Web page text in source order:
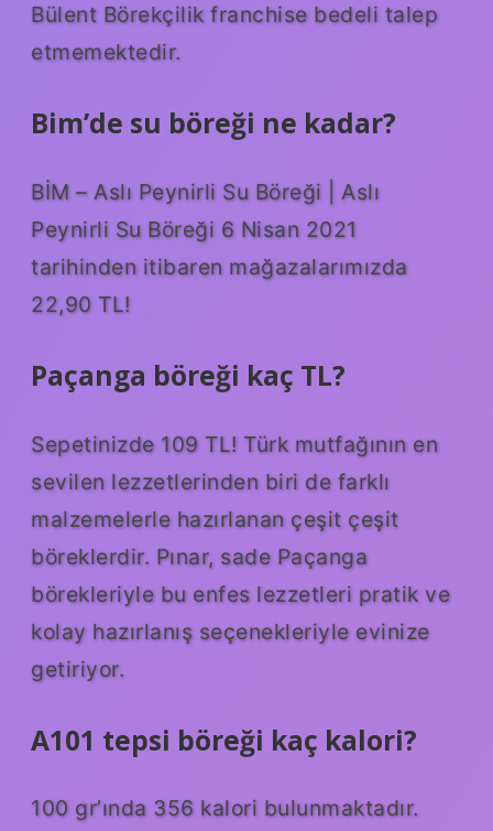
Bülent Börekçilik franchise bedeli talep
etmemektedir.
Bim’de su böreği ne kadar?
BİM – Aslı Peynirli Su Böreği | Aslı
Peynirli Su Böreği 6 Nisan 2021
tarihinden itibaren mağazalarımızda
22,90 TL!
Paçanga böreği kaç TL?
Sepetinizde 109 TL! Türk mutfağının en
sevilen lezzetlerinden biri de farklı
malzemelerle hazırlanan çeşit çeşit
böreklerdir. Pınar, sade Paçanga
börekleriyle bu enfes lezzetleri pratik ve
kolay hazırlanış seçenekleriyle evinize
getiriyor.
A101 tepsi böreği kaç kalori?
100 gr’ında 356 kalori bulunmaktadır.